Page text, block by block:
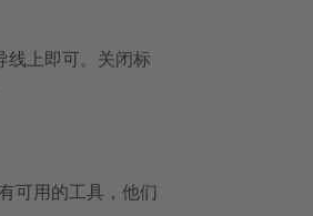
线上即可。关闭标
可用的工具，他们